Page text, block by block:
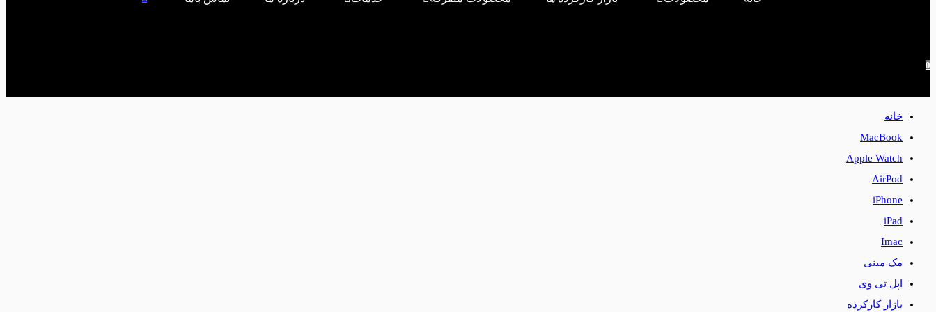
0
خانه
MacBook
Apple Watch
AirPod
iPhone
iPad
Imac
مک مینی
اپل تی وی
بازار کارکرده